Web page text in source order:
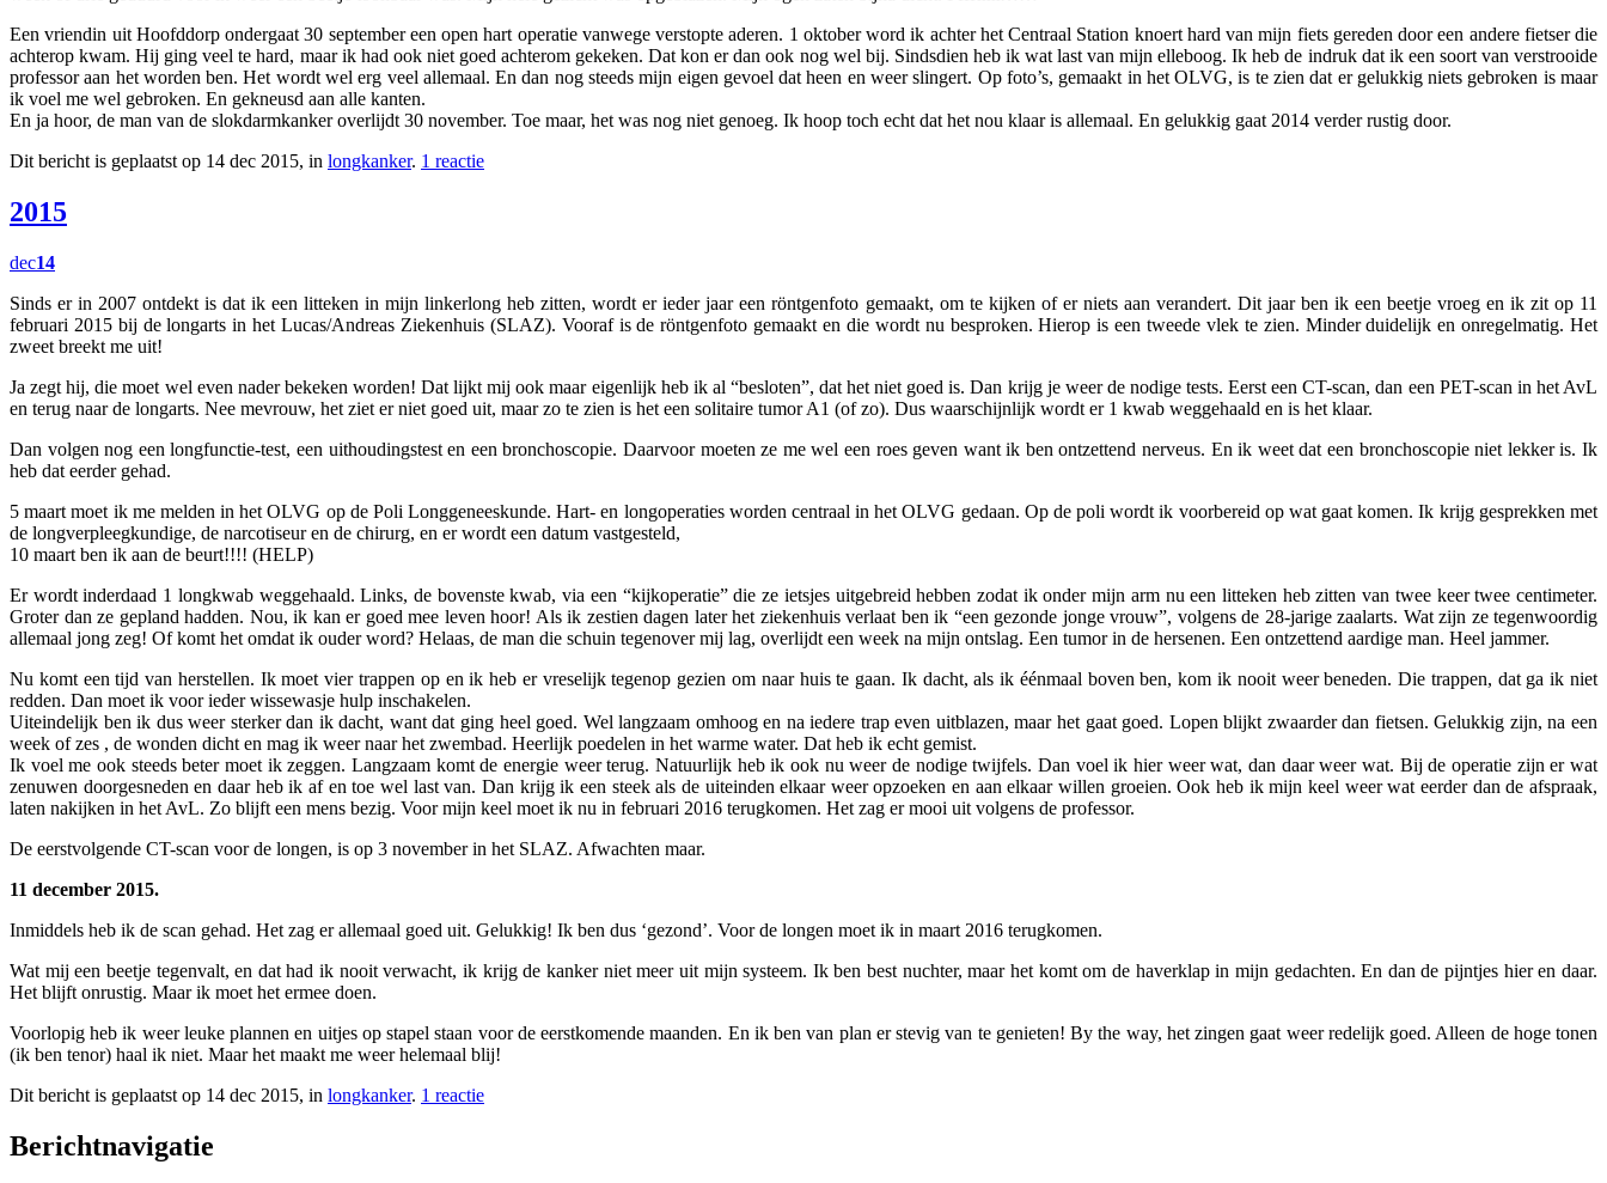
Een vriendin uit Hoofddorp ondergaat 30 september een open hart operatie vanwege verstopte aderen. 1 oktober word ik achter het Centraal Station knoert hard van mijn fiets gereden door een andere fietser die
achterop kwam. Hij ging veel te hard, maar ik had ook niet goed achterom gekeken. Dat kon er dan ook nog wel bij. Sindsdien heb ik wat last van mijn elleboog. Ik heb de indruk dat ik een soort van verstrooide
professor aan het worden ben. Het wordt wel erg veel allemaal. En dan nog steeds mijn eigen gevoel dat heen en weer slingert. Op foto’s, gemaakt in het OLVG, is te zien dat er gelukkig niets gebroken is maar
ik voel me wel gebroken. En gekneusd aan alle kanten.
En ja hoor, de man van de slokdarmkanker overlijdt 30 november. Toe maar, het was nog niet genoeg. Ik hoop toch echt dat het nou klaar is allemaal. En gelukkig gaat 2014 verder rustig door.
Dit bericht is geplaatst op 14 dec 2015, in longkanker. 1 reactie
2015
dec14
Sinds er in 2007 ontdekt is dat ik een litteken in mijn linkerlong heb zitten, wordt er ieder jaar een röntgenfoto gemaakt, om te kijken of er niets aan verandert. Dit jaar ben ik een beetje vroeg en ik zit op 11
februari 2015 bij de longarts in het Lucas/Andreas Ziekenhuis (SLAZ). Vooraf is de röntgenfoto gemaakt en die wordt nu besproken. Hierop is een tweede vlek te zien. Minder duidelijk en onregelmatig. Het
zweet breekt me uit!
Ja zegt hij, die moet wel even nader bekeken worden! Dat lijkt mij ook maar eigenlijk heb ik al “besloten”, dat het niet goed is. Dan krijg je weer de nodige tests. Eerst een CT-scan, dan een PET-scan in het AvL
en terug naar de longarts. Nee mevrouw, het ziet er niet goed uit, maar zo te zien is het een solitaire tumor A1 (of zo). Dus waarschijnlijk wordt er 1 kwab weggehaald en is het klaar.
Dan volgen nog een longfunctie-test, een uithoudingstest en een bronchoscopie. Daarvoor moeten ze me wel een roes geven want ik ben ontzettend nerveus. En ik weet dat een bronchoscopie niet lekker is. Ik
heb dat eerder gehad.
5 maart moet ik me melden in het OLVG op de Poli Longgeneeskunde. Hart- en longoperaties worden centraal in het OLVG gedaan. Op de poli wordt ik voorbereid op wat gaat komen. Ik krijg gesprekken met
de longverpleegkundige, de narcotiseur en de chirurg, en er wordt een datum vastgesteld,
10 maart ben ik aan de beurt!!!! (HELP)
Er wordt inderdaad 1 longkwab weggehaald. Links, de bovenste kwab, via een “kijkoperatie” die ze ietsjes uitgebreid hebben zodat ik onder mijn arm nu een litteken heb zitten van twee keer twee centimeter.
Groter dan ze gepland hadden. Nou, ik kan er goed mee leven hoor! Als ik zestien dagen later het ziekenhuis verlaat ben ik “een gezonde jonge vrouw”, volgens de 28-jarige zaalarts. Wat zijn ze tegenwoordig
allemaal jong zeg! Of komt het omdat ik ouder word? Helaas, de man die schuin tegenover mij lag, overlijdt een week na mijn ontslag. Een tumor in de hersenen. Een ontzettend aardige man. Heel jammer.
Nu komt een tijd van herstellen. Ik moet vier trappen op en ik heb er vreselijk tegenop gezien om naar huis te gaan. Ik dacht, als ik éénmaal boven ben, kom ik nooit weer beneden. Die trappen, dat ga ik niet
redden. Dan moet ik voor ieder wissewasje hulp inschakelen.
Uiteindelijk ben ik dus weer sterker dan ik dacht, want dat ging heel goed. Wel langzaam omhoog en na iedere trap even uitblazen, maar het gaat goed. Lopen blijkt zwaarder dan fietsen. Gelukkig zijn, na een
week of zes , de wonden dicht en mag ik weer naar het zwembad. Heerlijk poedelen in het warme water. Dat heb ik echt gemist.
Ik voel me ook steeds beter moet ik zeggen. Langzaam komt de energie weer terug. Natuurlijk heb ik ook nu weer de nodige twijfels. Dan voel ik hier weer wat, dan daar weer wat. Bij de operatie zijn er wat
zenuwen doorgesneden en daar heb ik af en toe wel last van. Dan krijg ik een steek als de uiteinden elkaar weer opzoeken en aan elkaar willen groeien. Ook heb ik mijn keel weer wat eerder dan de afspraak,
laten nakijken in het AvL. Zo blijft een mens bezig. Voor mijn keel moet ik nu in februari 2016 terugkomen. Het zag er mooi uit volgens de professor.
De eerstvolgende CT-scan voor de longen, is op 3 november in het SLAZ. Afwachten maar.
11 december 2015.
Inmiddels heb ik de scan gehad. Het zag er allemaal goed uit. Gelukkig! Ik ben dus ‘gezond’. Voor de longen moet ik in maart 2016 terugkomen.
Wat mij een beetje tegenvalt, en dat had ik nooit verwacht, ik krijg de kanker niet meer uit mijn systeem. Ik ben best nuchter, maar het komt om de haverklap in mijn gedachten. En dan de pijntjes hier en daar.
Het blijft onrustig. Maar ik moet het ermee doen.
Voorlopig heb ik weer leuke plannen en uitjes op stapel staan voor de eerstkomende maanden. En ik ben van plan er stevig van te genieten! By the way, het zingen gaat weer redelijk goed. Alleen de hoge tonen
(ik ben tenor) haal ik niet. Maar het maakt me weer helemaal blij!
Dit bericht is geplaatst op 14 dec 2015, in longkanker. 1 reactie
Berichtnavigatie